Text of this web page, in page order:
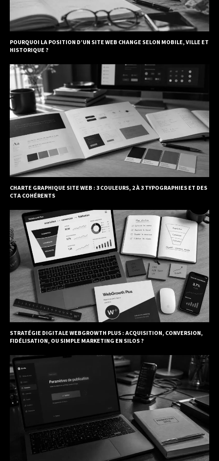
POURQUOI LA POSITION D’UN SITE WEB CHANGE SELON MOBILE, VILLE ET
HISTORIQUE ?
CHARTE GRAPHIQUE SITE WEB : 3 COULEURS, 2 À 3 TYPOGRAPHIES ET DES
CTA COHÉRENTS
STRATÉGIE DIGITALE WEBGROWTH PLUS : ACQUISITION, CONVERSION,
FIDÉLISATION, OU SIMPLE MARKETING EN SILOS ?